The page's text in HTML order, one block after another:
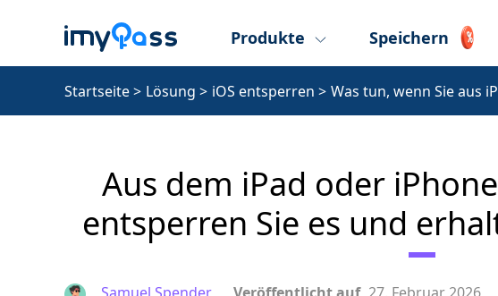
Produkte Speichern
Startseite> Lösung > iOS entsperren > Was tun, wenn Sie aus
Aus dem iPad oder
entsperren Sie es und